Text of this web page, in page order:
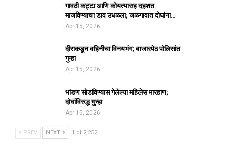
गावठी कट्टा आणि कोयत्यासह दहशत
माजविण्याचा डाव उधळला; जळगावात दोघांना…
Apr 15, 2026
दीराकडून वहिनीचा विनयभंग; बाजारपेठ पोलिसांत
गुन्हा
Apr 15, 2026
भांडण सोडविण्यास गेलेल्या महिलेस मारहाण;
दोघांविरुद्ध गुन्हा
Apr 15, 2026
PREV NEXT 1 of 2,252